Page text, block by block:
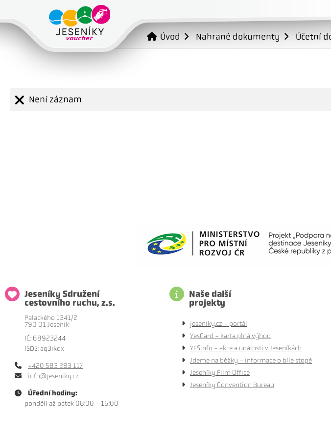
Úvod Nahrané dokumenty Účetní
Není záznam
Jeseníky Sdružení
cestovního ruchu, z.s.
Palackého 1341/2
790 01 Jeseník
IČ: 68923244
ISDS: aq3ikqx
+420 583 283 117
info@jeseniky.cz
Úřední hodiny:
pondělí až pátek 08:00 - 16:00
Naše další
projekty
jeseniky.cz - portál
YesCard - karta plná výhod
YESinfo - akce a události v Jeseníkách
Jdeme na běžky - informace o bíle stopě
Jeseníky Film Office
Jeseníky Convention Bureau